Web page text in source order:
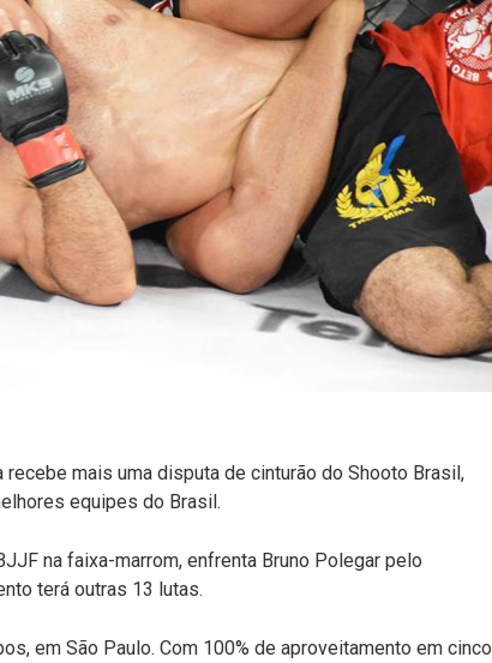
mais uma disputa de cinturão do Shooto Brasil,
equipes do Brasil.
na faixa-marrom, enfrenta Bruno Polegar pelo
terá outras 13 lutas.
em São Paulo. Com 100% de aproveitamento em cinco